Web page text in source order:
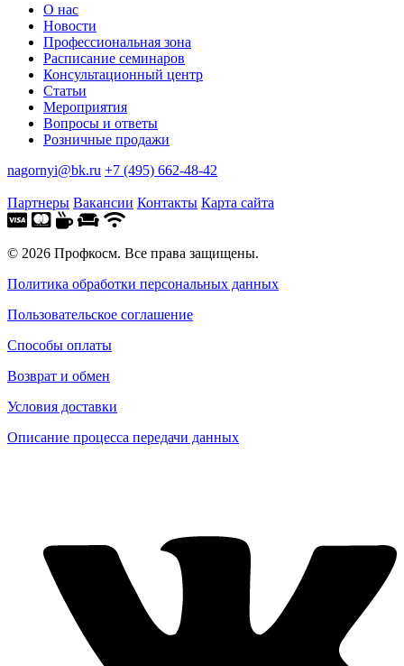
О нас
Новости
Профессиональная зона
Расписание семинаров
Консультационный центр
Статьи
Мероприятия
Вопросы и ответы
Розничные продажи
nagornyi@bk.ru +7 (495) 662-48-42
Партнеры Вакансии Контакты Карта сайта
© 2026 Профкосм. Все права защищены.
Политика обработки персональных данных
Пользовательское соглашение
Способы оплаты
Возврат и обмен
Условия доставки
Описание процесса передачи данных